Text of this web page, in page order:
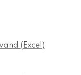
(Excel)